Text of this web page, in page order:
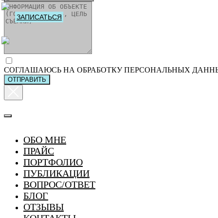
ЗАПИСАТЬСЯ
СОГЛАШАЮСЬ НА ОБРАБОТКУ ПЕРСОНАЛЬНЫХ
ОТПРАВИТЬ
ОБО МНЕ
ПРАЙС
ПОРТФОЛИО
ПУБЛИКАЦИИ
ВОПРОС/ОТВЕТ
БЛОГ
ОТЗЫВЫ